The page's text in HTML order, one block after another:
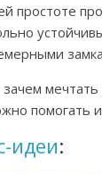
простоте
мечтать
помогать
идеи: